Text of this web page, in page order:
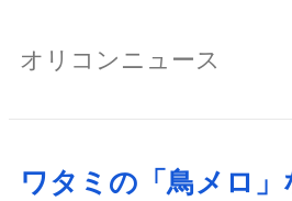
オリコンニュース
ワタミの「鳥メロ」